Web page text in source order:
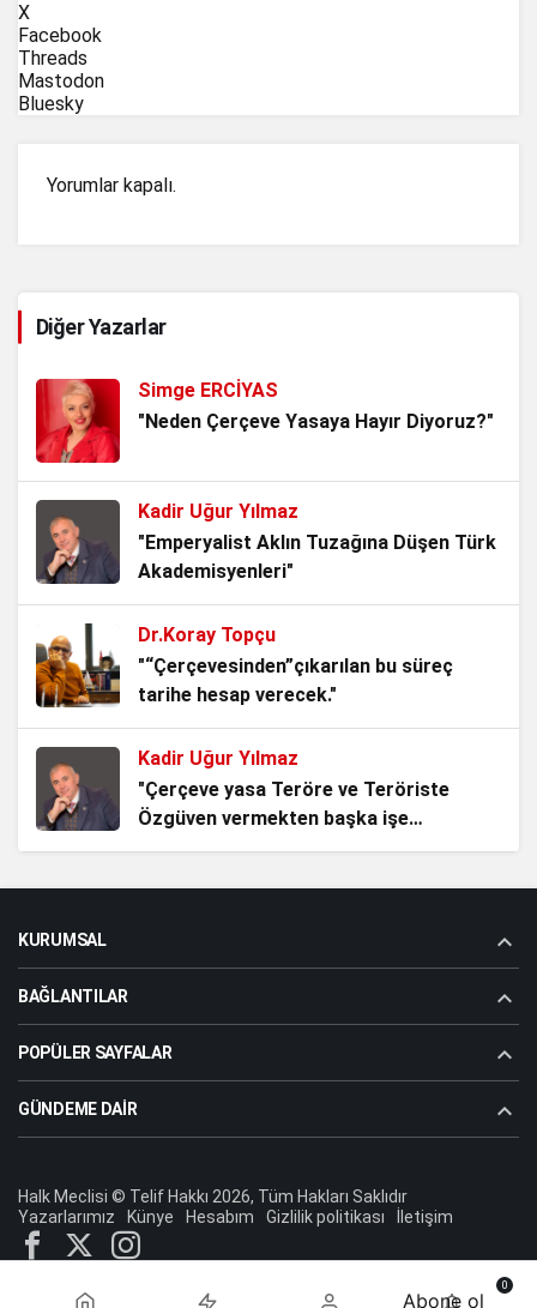
X
Facebook
Threads
Mastodon
Bluesky
Yorumlar kapalı.
Diğer Yazarlar
Simge ERCİYAS
"Neden Çerçeve Yasaya Hayır Diyoruz?"
Kadir Uğur Yılmaz
"Emperyalist Aklın Tuzağına Düşen Türk
Akademisyenleri"
Dr.Koray Topçu
"“Çerçevesinden”çıkarılan bu süreç
tarihe hesap verecek."
Kadir Uğur Yılmaz
"Çerçeve yasa Teröre ve Teröriste
Özgüven vermekten başka işe
YARAMAZ!"
Paşa’nın Ardından Bir Asrı Aşan
Sevda Güneş Kıran
KURUMSAL
BAĞLANTILAR
POPÜLER SAYFALAR
GÜNDEME DAIR
Halk Meclisi © Telif Hakkı 2026, Tüm Hakları Saklıdır
Yazarlarımız
Künye Hesabım Gizlilik politikası İletişim
0
Abone ol